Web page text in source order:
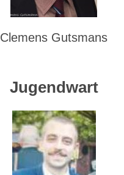
Clemens Gutsmans
Jugendwart